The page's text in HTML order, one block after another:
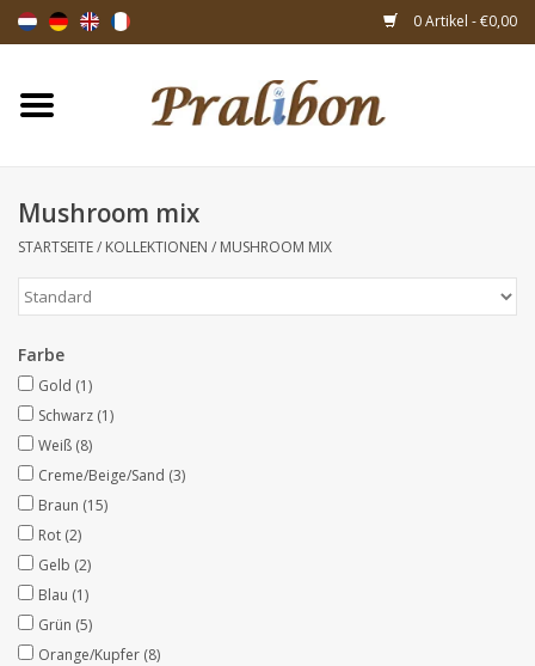
0 Artikel - €0,00
Startseite
Taschen & Beuteln
Bänder & Dekoration
Geschenksartikeln
Verpackungsmaterialien
Themen
Kollektionen
Mushroom mix
STARTSEITE/ KOLLEKTIONEN / MUSHROOM MIX
Farbe
Gold (1)
Schwarz (1)
Weiß (8)
Creme/Beige/Sand (3)
Braun (15)
Rot (2)
Gelb (2)
Blau (1)
Grün (5)
Orange/Kupfer (8)